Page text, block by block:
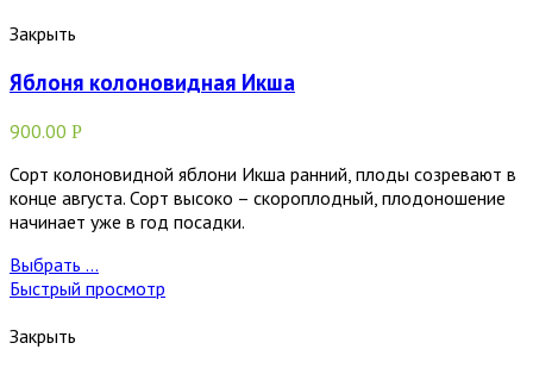
Закрыть
Яблоня колоновидная Икша
900.00 Р
Сорт колоновидной яблони Икша ранний, плоды созревают в
конце августа. Сорт высоко – скороплодный, плодоношение
начинает уже в год посадки.
Выбрать ...
Быстрый просмотр
Закрыть